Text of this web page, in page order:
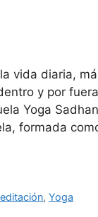
vida diaria,
y por
Yoga
formada
,Yoga